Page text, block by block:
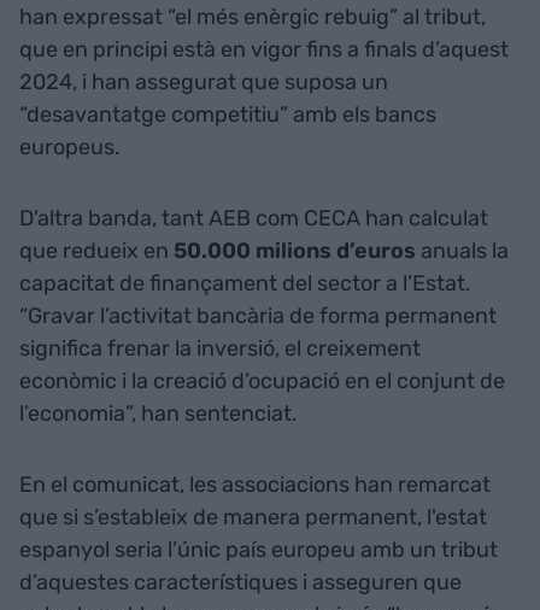
han expressat “el més enèrgic rebuig” al tribut,
que en principi està en vigor fins a finals d’aquest
2024, i han assegurat que suposa un
“desavantatge competitiu” amb els bancs
europeus.
D'altra banda, tant AEB com CECA han calculat
que redueix en 50.000 milions d’euros anuals la
capacitat de finançament del sector a l’Estat.
“Gravar l’activitat bancària de forma permanent
significa frenar la inversió, el creixement
econòmic i la creació d’ocupació en el conjunt de
l’economia”, han sentenciat.
En el comunicat, les associacions han remarcat
que si s’estableix de manera permanent, l'estat
espanyol seria l’únic país europeu amb un tribut
d’aquestes característiques i asseguren que